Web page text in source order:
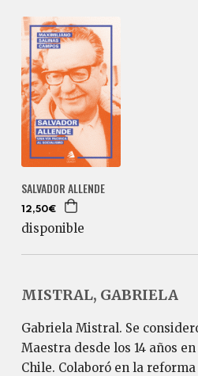
SALVADOR ALLENDE
12,50€
disponible
MISTRAL, GABRIELA
Gabriela Mistral. Se
Maestra desde los 14 años
Chile. Colaboró en la